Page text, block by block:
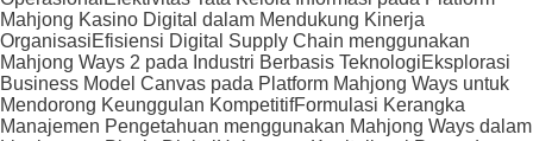
Mahjong Kasino Digital dalam Mendukung Kinerja
OrganisasiEfisiensi Digital Supply Chain menggunakan
Mahjong Ways 2 pada Industri Berbasis TeknologiEksplorasi
Business Model Canvas pada Platform Mahjong Ways untuk
Mendorong Keunggulan KompetitifFormulasi Kerangka
Manajemen Pengetahuan menggunakan Mahjong Ways dalam